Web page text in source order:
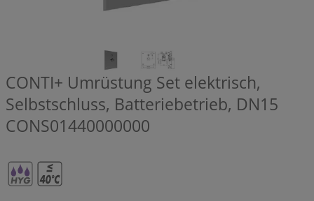
CONTI+ Umrüstung Set elektrisch,
Selbstschluss, Batteriebetrieb, DN15
CONS01440000000